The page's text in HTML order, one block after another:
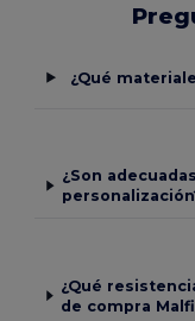
¿Qué
¿Son
¿Qué
de compra